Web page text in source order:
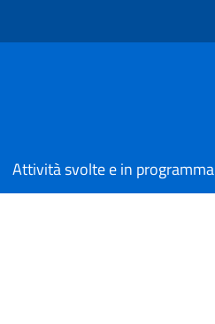
Attività svolte e in programma